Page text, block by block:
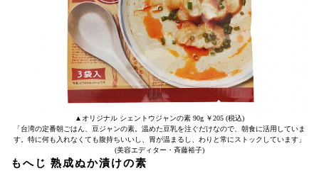
▲オリジナル シェントウジャンの素 90g ￥205 (税込)
「台湾の定番朝ごはん、豆ジャンの素。温めた豆乳を注ぐだけなので、朝食に活用していま
す。特に何も入れなくても腹持ちいいし、胃が温まるし、わりと常にストックしています」
(美容エディター・斉藤裕子)
もへじ 熟成ぬか漬けの素